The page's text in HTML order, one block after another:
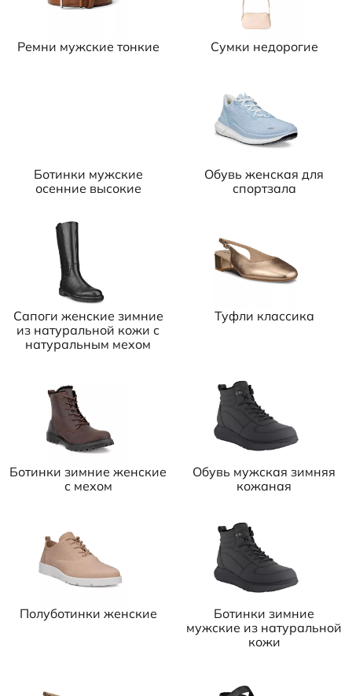
Ремни мужские тонкие Сумки недорогие
Ботинки мужские
осенние высокие
Обувь женская для
спортзала
Сапоги женские зимние
из натуральной кожи с
натуральным мехом
Туфли классика
Ботинки зимние женские
с мехом
Обувь мужская зимняя
кожаная
Полуботинки женские
Ботинки зимние
мужские из натуральной
кожи